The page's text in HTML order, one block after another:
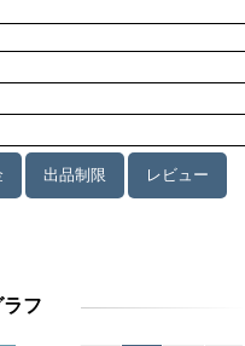
出品制限 レビュー
フ